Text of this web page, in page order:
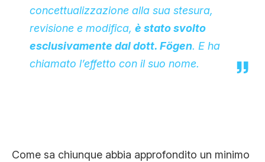
concettualizzazione alla sua stesura,
revisione e modifica, è stato svolto
esclusivamente dal dott. Fögen. E ha
chiamato l’effetto con il suo nome.
Come sa chiunque abbia approfondito un minimo